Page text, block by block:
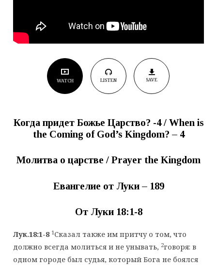
WATCH LISTEN SAVE
Когда придет Божье Царство? -4/ When is
the Coming of God’s Kingdom? – 4
Молитва о царстве / Prayer the Kingdom
Евангелие от Луки – 189
От Луки 18:1-8
Лук.18:1-8 1Сказал также им притчу о том, что
должно всегда молиться и не унывать, 2говоря: в
одном городе был судья, который Бога не боялся